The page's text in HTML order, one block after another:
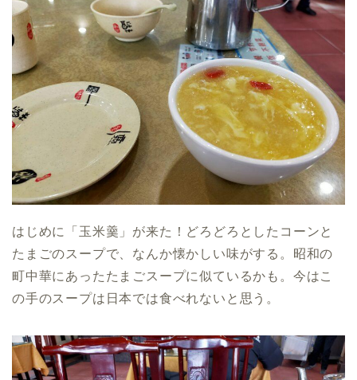
はじめに「玉米羹」が来た！どろどろとしたコーンと
たまごのスープで、なんか懐かしい味がする。昭和の
町中華にあったたまごスープに似ているかも。今はこ
の手のスープは日本では食べれないと思う。